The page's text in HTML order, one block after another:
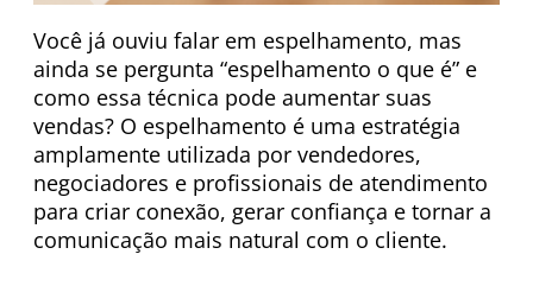
Você já ouviu falar em espelhamento, mas
ainda se pergunta “espelhamento o que é” e
como essa técnica pode aumentar suas
vendas? O espelhamento é uma estratégia
amplamente utilizada por vendedores,
negociadores e profissionais de atendimento
para criar conexão, gerar confiança e tornar a
comunicação mais natural com o cliente.